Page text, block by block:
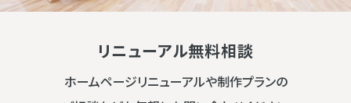
リニューアル無料相談
ホームページリニューアルや制作プランの